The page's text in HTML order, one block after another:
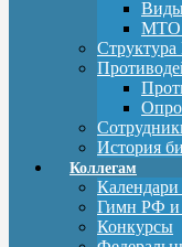
МТО
История
Коллегам
Календари
Гимн РФ и
Конкурсы